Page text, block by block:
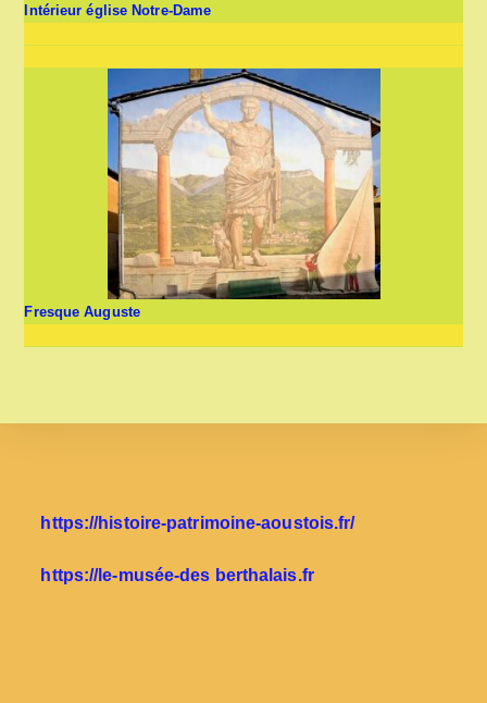
Intérieur église Notre-Dame
Fresque Auguste
https://histoire-patrimoine-aoustois.fr/
https://le-musée-des berthalais.fr